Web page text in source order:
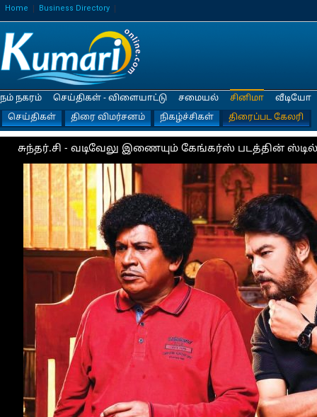
Home Business Directory
நம் நகரம் செய்திகள் - விளையாட்டு சமையல்
சினிமா
செய்திகள்
திரை விமர்சனம் நிகழ்ச்சிகள் திரைப்பட கேலரி
வீடியோ
சுந்தர்.சி - வடிவேலு இணையும் கேங்கர்ஸ் படத்தின்